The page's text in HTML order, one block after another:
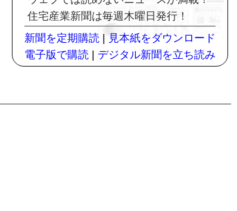
住宅産業新聞は毎週木曜日発行！
新聞を定期購読
見本紙をダウンロード
電子版で購読
デジタル新聞を立ち読み